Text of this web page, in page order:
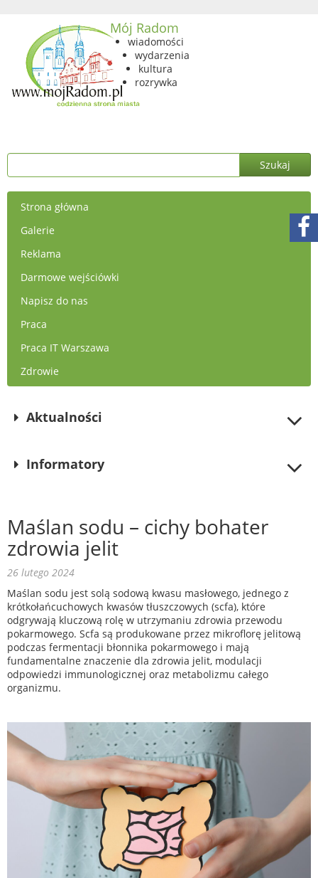
Mój Radom
wiadomości
wydarzenia
kultura
rozrywka
Strona główna
Galerie
Reklama
Darmowe wejściówki
Napisz do nas
Praca
Praca IT Warszawa
Zdrowie
Aktualności
Informatory
Maślan sodu – cichy bohater
zdrowia jelit
26 lutego 2024
Maślan sodu jest solą sodową kwasu masłowego, jednego z
krótkołańcuchowych kwasów tłuszczowych (scfa), które
odgrywają kluczową rolę w utrzymaniu zdrowia przewodu
pokarmowego. Scfa są produkowane przez mikroflorę jelitową
podczas fermentacji błonnika pokarmowego i mają
fundamentalne znaczenie dla zdrowia jelit, modulacji
odpowiedzi immunologicznej oraz metabolizmu całego
organizmu.